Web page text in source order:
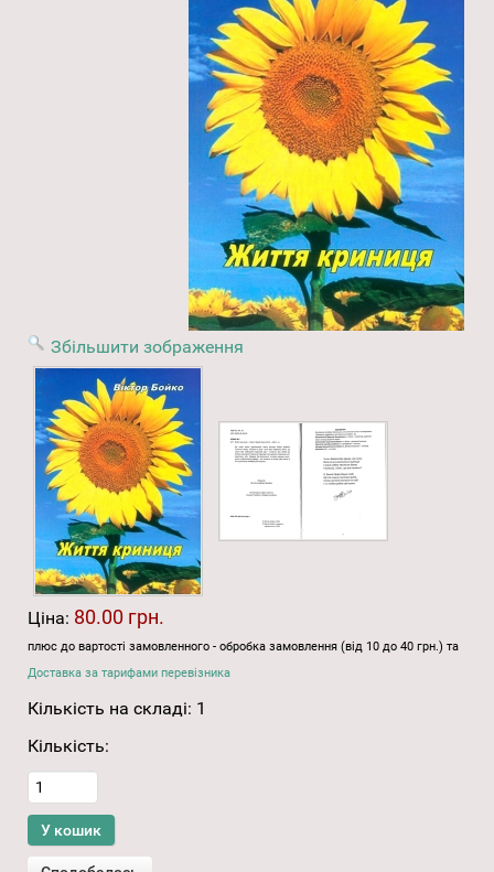
Збільшити зображення
Ціна: 80.00 грн.
плюс до вартості замовленного - обробка замовлення (від 10 до 40 грн.) та
Доставка за тарифами перевізника
Кількість на складі: 1
Кількість: